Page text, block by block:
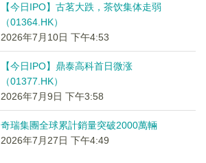
【今日IPO】古茗大跌，茶饮集体走弱
（01364.HK）
2026年7月10日 下午4:53
【今日IPO】鼎泰高科首日微涨
（01377.HK）
2026年7月9日 下午3:58
奇瑞集團全球累計銷量突破2000萬輛
2026年7月27日 下午4:49